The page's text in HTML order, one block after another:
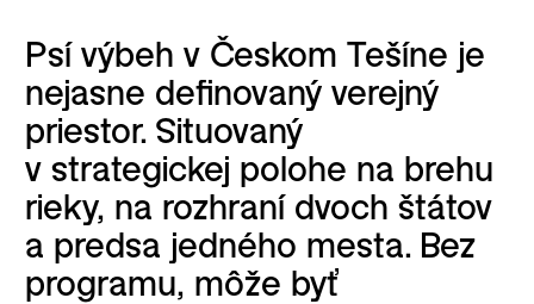
Psí výbeh v Českom Tešíne je
nejasne definovaný verejný
priestor. Situovaný
v strategickej polohe na brehu
rieky, na rozhraní dvoch štátov
a predsa jedného mesta. Bez
programu, môže byť